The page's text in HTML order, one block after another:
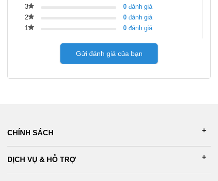
3
0 đánh giá
2
0 đánh giá
1
0 đánh giá
Gửi đánh giá của bạn
CHÍNH SÁCH
DỊCH VỤ & HỖ TRỢ